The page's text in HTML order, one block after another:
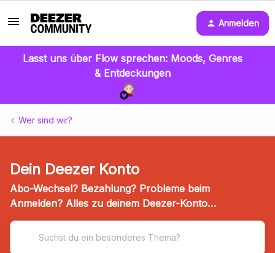
Anmelden
Lasst uns über Flow sprechen: Moods, Genres
& Entdeckungen
Wer sind wir?
Dein Deezer Konto
Abo-Wechsel? Bezahlung? Probleme beim
Anmelden? Alles zu deinem Deezer-Konto…